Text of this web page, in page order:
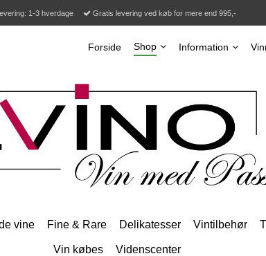
1-3 hverdage Gratis levering ved køb for mere end 995,-
Forside Shop Information
vine Fine & Rare Delikatesser Vintilbehør
Vin købes Videnscenter